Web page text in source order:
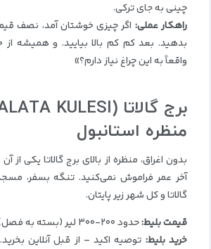
چینی به جای ترکی.
راهکار عملی: اگر چیزی خوشتان آمد، نصف
بدهید. بعد کم کم بالا بیایید. و همیشه از
واقعاً به این چراغ نیاز دارم؟»
برج گالاتا (GALATA KULESI):
منظره استانبول
بدون اغراق، منظره از بالای برج گالاتا یکی
آخر عمر فراموش نمی‌کنید. تنگه بسفر، مسجد
گالاتا و کل شهر زیر پایتان.
قیمت بلیط:حدود ۲۰۰-۳۰۰ لیر (بسته به فصل).
خرید بلیط: توصیه اکید – از قبل آنلاین